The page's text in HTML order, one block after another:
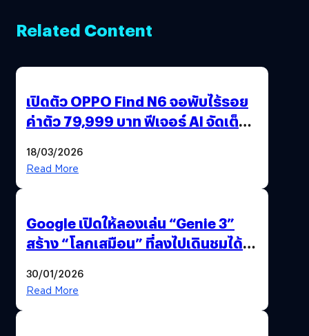
Related Content
เปิดตัว OPPO Find N6 จอพับไร้รอย
ค่าตัว 79,999 บาท ฟีเจอร์ AI จัดเต็ม
18/03/2026
Read More
Google เปิดให้ลองเล่น “Genie 3”
สร้าง “โลกเสมือน” ที่ลงไปเดินชมได้
30/01/2026
Read More